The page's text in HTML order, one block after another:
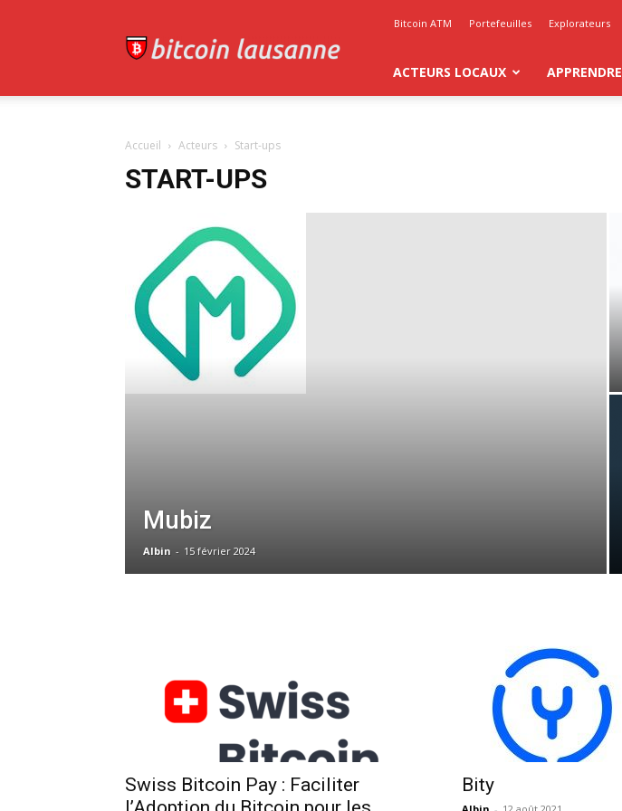
Lausanne
Bitcoin ATM Portefeuilles Explorateurs
ACTEURS LOCAUX APPRENDRE
Accueil Acteurs Start-ups
START-UPS
Mubiz
Albin - 15 février 2024
Swiss Bitcoin Pay : Faciliter
Bity